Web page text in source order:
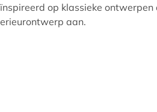
op klassieke
aan.